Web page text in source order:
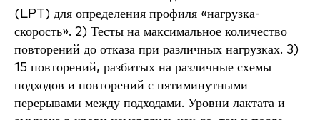
(LPT) для определения профиля «нагрузка-
скорость». 2) Тесты на максимальное количество
повторений до отказа при различных нагрузках. 3)
15 повторений, разбитых на различные схемы
подходов и повторений с пятиминутными
перерывами между подходами. Уровни лактата и